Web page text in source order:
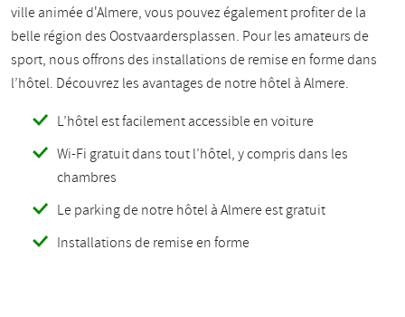
ville animée d'Almere, vous pouvez également profiter de la
belle région des Oostvaardersplassen. Pour les amateurs de
sport, nous offrons des installations de remise en forme dans
l’hôtel. Découvrez les avantages de notre hôtel à Almere.
L’hôtel est facilement accessible en voiture
Wi-Fi gratuit dans tout l’hôtel, y compris dans les
chambres
Le parking de notre hôtel à Almere est gratuit
Installations de remise en forme